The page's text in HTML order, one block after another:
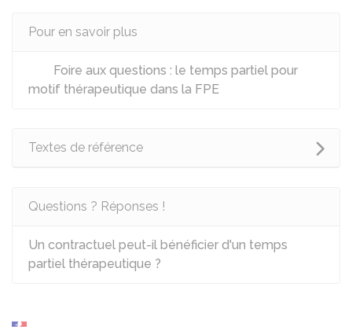
Pour en savoir plus
Foire aux questions : le temps partiel pour
motif thérapeutique dans la FPE
Textes de référence
Questions ? Réponses !
Un contractuel peut-il bénéficier d'un temps
partiel thérapeutique ?